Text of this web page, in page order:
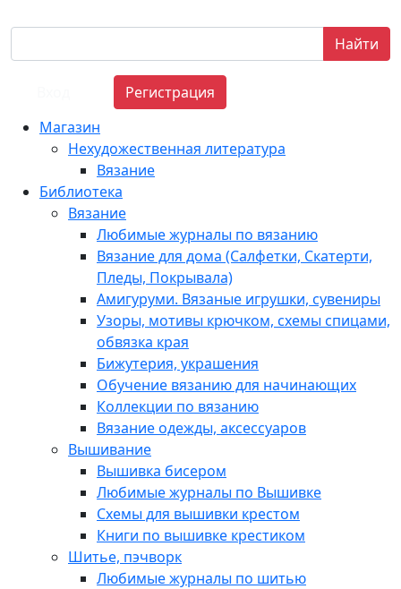
Найти
Регистрация
Магазин
Нехудожественная литература
Вязание
Библиотека
Вязание
Любимые журналы по вязанию
Вязание для дома (Салфетки, Скатерти,
Пледы, Покрывала)
Амигуруми. Вязаные игрушки, сувениры
Узоры, мотивы крючком, схемы спицами,
обвязка края
Бижутерия, украшения
Обучение вязанию для начинающих
Коллекции по вязанию
Вязание одежды, аксессуаров
Вышивание
Вышивка бисером
Любимые журналы по Вышивке
Схемы для вышивки крестом
Книги по вышивке крестиком
Шитье, пэчворк
Любимые журналы по шитью